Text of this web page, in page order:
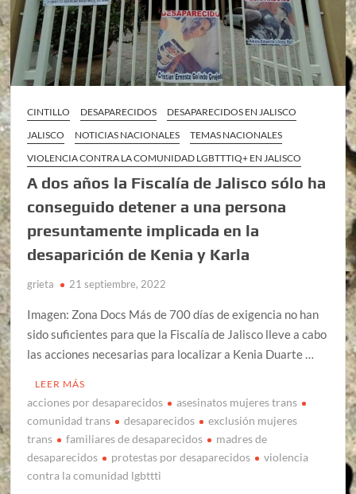
CINTILLO DESAPARECIDOS
DESAPARECIDOS EN JALISCO
JALISCO
NOTICIAS NACIONALES
TEMAS NACIONALES
VIOLENCIA CONTRA LA COMUNIDAD LGBTTTIQ+ EN JALISCO
A dos años la Fiscalía de Jalisco sólo ha
conseguido detener a una persona
presuntamente implicada en la
desaparición de Kenia y Karla
grieta 21 septiembre, 2022
Imagen: Zona Docs Más de 700 días de exigencia no han
sido suficientes para que la Fiscalía de Jalisco lleve a cabo
las acciones necesarias para localizar a Kenia Duarte …
LEER MÁS
acciones por desaparecidos
asesinatos mujeres trans
comunidad trans
desaparecidos
exclusión mujeres
trans
familiares de desaparecidos
madres de
desaparecidos
protestas por desaparecidos
violencia
contra la comunidad lgbttti